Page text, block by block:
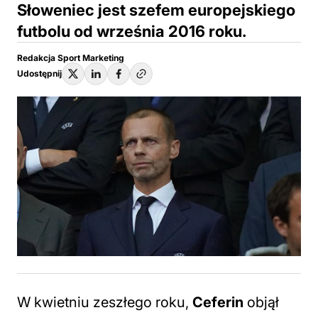
Słoweniec jest szefem europejskiego
futbolu od września 2016 roku.
Redakcja Sport Marketing
Udostępnij
W kwietniu zeszłego roku, Ceferin objął